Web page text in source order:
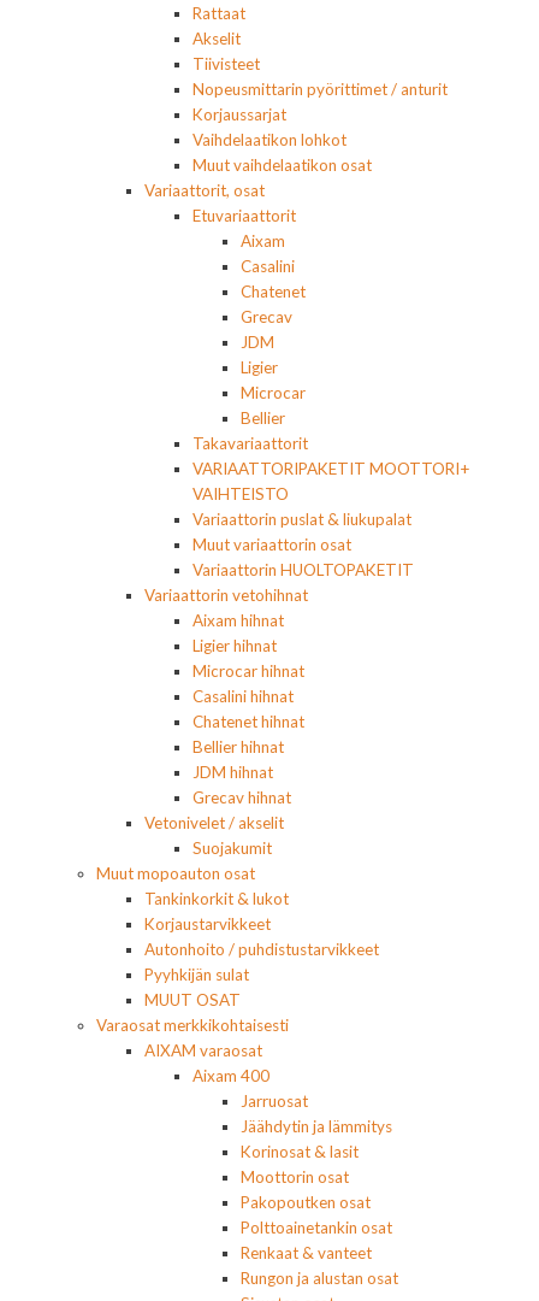
Rattaat
Akselit
Tiivisteet
Nopeusmittarin pyörittimet / anturit
Korjaussarjat
Vaihdelaatikon lohkot
Muut vaihdelaatikon osat
Variaattorit, osat
Etuvariaattorit
Aixam
Casalini
Chatenet
Grecav
JDM
Ligier
Microcar
Bellier
Takavariaattorit
VARIAATTORIPAKETIT MOOTTORI+
VAIHTEISTO
Variaattorin puslat & liukupalat
Muut variaattorin osat
Variaattorin HUOLTOPAKETIT
Variaattorin vetohihnat
Aixam hihnat
Ligier hihnat
Microcar hihnat
Casalini hihnat
Chatenet hihnat
Bellier hihnat
JDM hihnat
Grecav hihnat
Vetonivelet / akselit
Suojakumit
Muut mopoauton osat
Tankinkorkit & lukot
Korjaustarvikkeet
Autonhoito / puhdistustarvikkeet
Pyyhkijän sulat
MUUT OSAT
Varaosat merkkikohtaisesti
AIXAM varaosat
Aixam 400
Jarruosat
Jäähdytin ja lämmitys
Korinosat & lasit
Moottorin osat
Pakopoutken osat
Polttoainetankin osat
Renkaat & vanteet
Rungon ja alustan osat